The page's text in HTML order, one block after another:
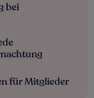
bei
für Mitglieder